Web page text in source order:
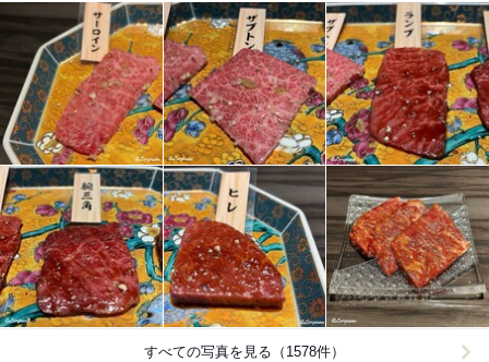
すべての写真を見る（1578件）